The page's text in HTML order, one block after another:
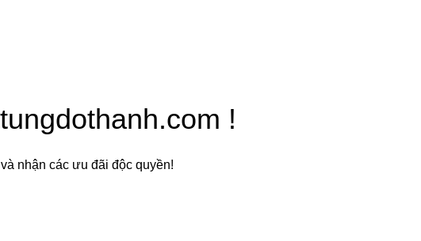
!
nhận các ưu đãi độc quyền!